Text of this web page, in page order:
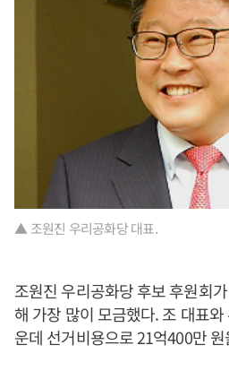
▲ 조원진 우리공화당 대표.
조원진 우리공화당 후보 후원회
해 가장 많이 모금했다. 조 대표
운데 선거비용으로 21억400만 원